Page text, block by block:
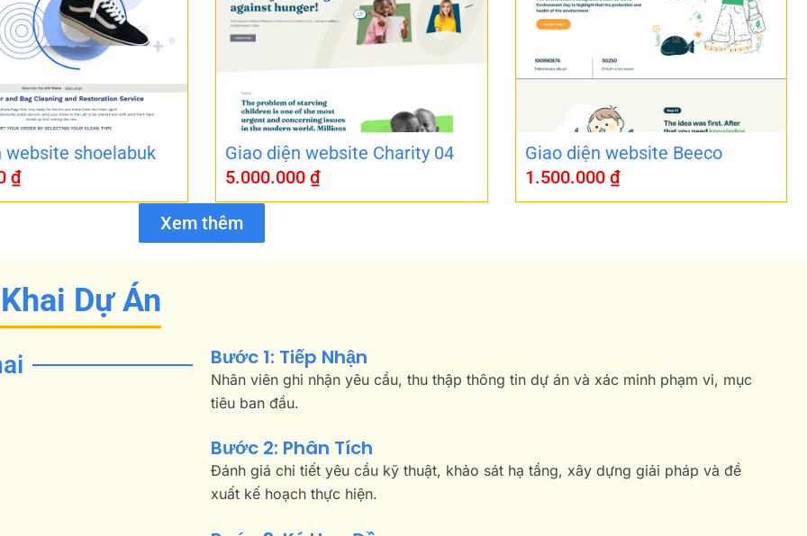
website shoelabuk
₫
Giao diện website Charity 04
5.000.000 ₫
Giao diện website Beeco
1.500.000 ₫
Xem thêm
Dự Án
Bước 1: Tiếp Nhận
Nhân viên ghi nhận yêu cầu, thu thập thông tin dự án và xác minh phạm vi, mục
tiêu ban đầu.
Bước 2: Phân Tích
Đánh giá chi tiết yêu cầu kỹ thuật, khảo sát hạ tầng, xây dựng giải pháp và đề
xuất kế hoạch thực hiện.